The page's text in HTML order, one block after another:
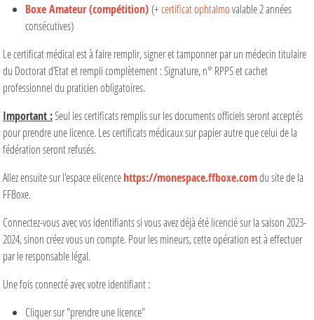
Boxe Amateur (compétition)(+certificat ophtalmovalable 2 années
consécutives)
Le certificat médical est à faire remplir, signer et tamponner par un médecin titulaire
du Doctorat d’Etat et rempli complètement : Signature, n° RPPS et cachet
professionnel du praticienobligatoires.
Important :Seul les certificats remplis sur les documents officiels seront acceptés
pour prendre une licence. Les certificats médicaux sur papier autre que celui de la
fédération seront refusés.
Allez ensuite sur l'espace elicencehttps://monespace.ffboxe.comdu site de la
FFBoxe.
Connectez-vous avec vos identifiants si vous avez déjà été licencié sur la saison 2023-
2024, sinon créez vous un compte. Pour les mineurs, cette opération est à effectuer
par le responsable légal.
Une fois connecté avec votre identifiant :
Cliquer sur "prendre une licence"